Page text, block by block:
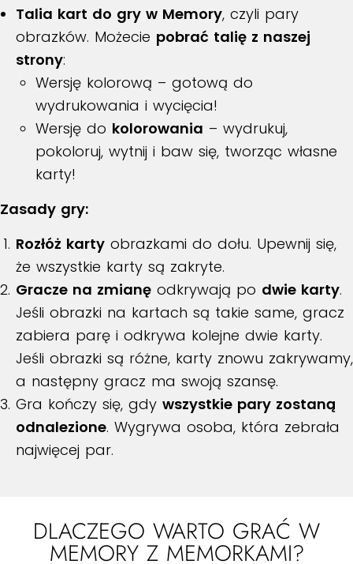
Talia kart do gry w Memory, czyli pary
obrazków. Możecie pobrać talię z naszej
strony:
Wersję kolorową – gotową do
wydrukowania i wycięcia!
Wersję do kolorowania – wydrukuj,
pokoloruj, wytnij i baw się, tworząc własne
karty!
Zasady gry:
Rozłóż karty obrazkami do dołu. Upewnij się,
że wszystkie karty są zakryte.
Gracze na zmianę odkrywają po dwie karty.
Jeśli obrazki na kartach są takie same, gracz
zabiera parę i odkrywa kolejne dwie karty.
Jeśli obrazki są różne, karty znowu zakrywamy,
a następny gracz ma swoją szansę.
Gra kończy się, gdy wszystkie pary zostaną
odnalezione. Wygrywa osoba, która zebrała
najwięcej par.
DLACZEGO WARTO GRAĆ W
MEMORY Z MEMORKAMI?